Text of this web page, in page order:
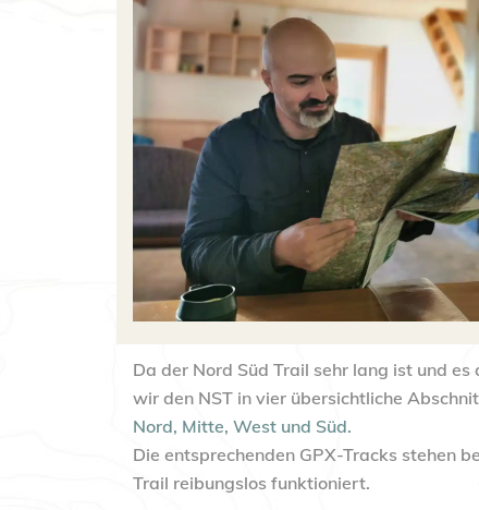
Da der Nord Süd Trail sehr lang ist und
wir den NST in vier übersichtliche
Nord, Mitte, West und Süd.
Die entsprechenden GPX-Tracks stehen
Trail reibungslos funktioniert.